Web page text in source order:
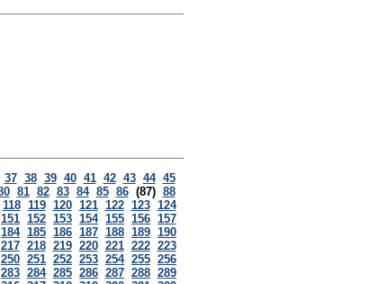
37 38 39 40 41 42 43 44 45
81 82 83 84 85 86 (87) 88
118 119 120 121 122 123 124
151 152 153 154 155 156 157
184 185 186 187 188 189 190
217 218 219 220 221 222 223
250 251 252 253 254 255 256
283 284 285 286 287 288 289